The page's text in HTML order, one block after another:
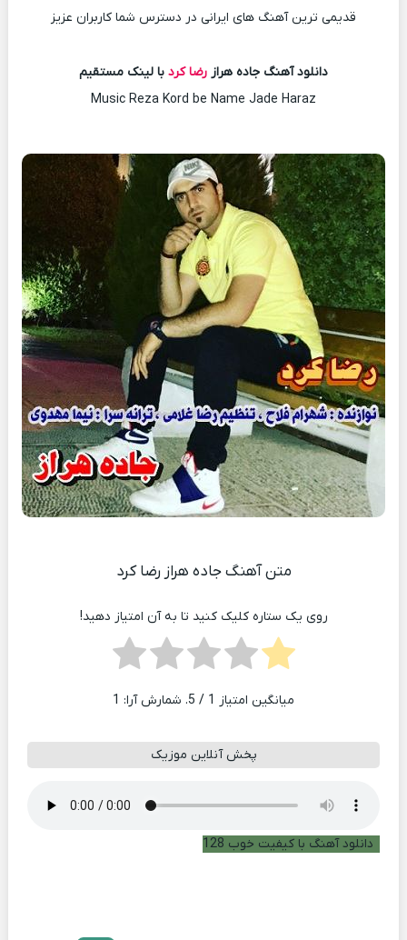
قدیمی ترین آهنگ های ایرانی در دسترس شما کاربران عزیز
دانلود آهنگ جاده هراز رضا کرد با لینک مستقیم
Music Reza Kord be Name Jade Haraz
متن آهنگ جاده هراز رضا کرد
روی یک ستاره کلیک کنید تا به آن امتیاز دهید!
میانگین امتیاز 1 / 5. شمارش آرا: 1
پخش آنلاین موزیک
دانلود آهنگ با کیفیت خوب 128